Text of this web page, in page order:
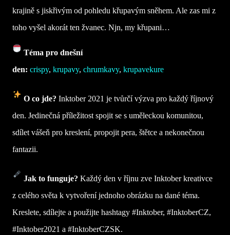
krajině s jiskřivým od pohledu křupavým sněhem. Ale zas mi z
toho vyšel akorát ten žvanec. Njn, my křupani…
Téma pro dnešní
den: crispy, krupavy, chrumkavy, krupavekure
O co jde? Inktober 2021 je tvůrčí výzva pro každý říjnový
den. Jedinečná příležitost spojit se s uměleckou komunitou,
sdílet vášeň pro kreslení, propojit pera, štětce a nekonečnou
fantazii.
Jak to funguje? Každý den v říjnu zve Inktober kreativce
z celého světa k vytvoření jednoho obrázku na dané téma.
Kreslete, sdílejte a použijte hashtagy #Inktober, #InktoberCZ,
#Inktober2021 a #InktoberCZSK.